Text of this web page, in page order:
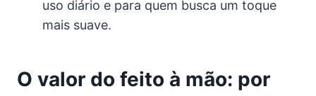
uso diário e para quem busca um toque
mais suave.
O valor do feito à mão: por